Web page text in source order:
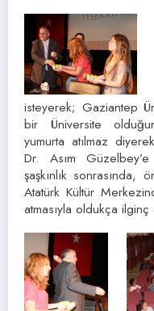
isteyerek; Gaziantep
bir Üniversite
yumurta atılmaz
Dr. Asım
şaşkınlık sonrasında,
Atatürk Kültür
atmasıyla oldukça ilginç